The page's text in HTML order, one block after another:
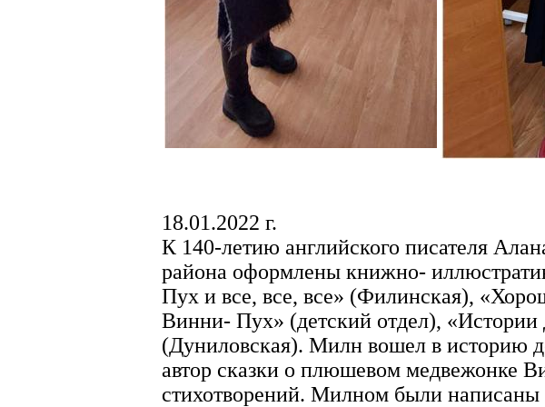
18.01.2022 г.
К 140-летию английского писателя
района оформлены книжно-
Пух и все, все, все» (Филинская),
Винни- Пух» (детский отдел), «Истории
(Дуниловская). Милн вошел в историю
автор сказки о плюшевом медвежонке
стихотворений. Милном были написаны